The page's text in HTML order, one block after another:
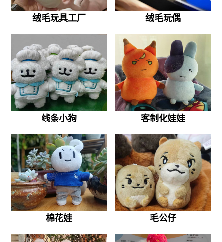
绒毛玩具工厂 绒毛玩偶
线条小狗 客制化娃娃
棉花娃 毛公仔